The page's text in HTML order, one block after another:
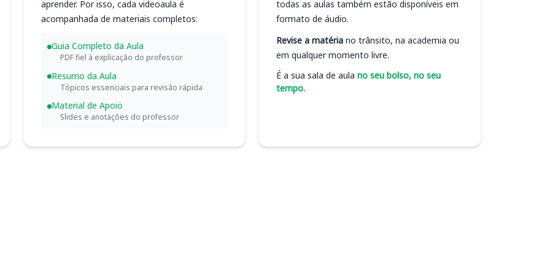
aprender. Por isso, cada videoaula é
acompanhada de materiais completos:
Guia Completo da Aula
PDF fiel à explicação do professor
Resumo da Aula
Tópicos essenciais para revisão rápida
Material de Apoio
Slides e anotações do professor
todas as aulas também estão disponíveis em
formato de áudio.
Revise a matéria no trânsito, na academia ou
em qualquer momento livre.
É a sua sala de aula no seu bolso, no seu
tempo.